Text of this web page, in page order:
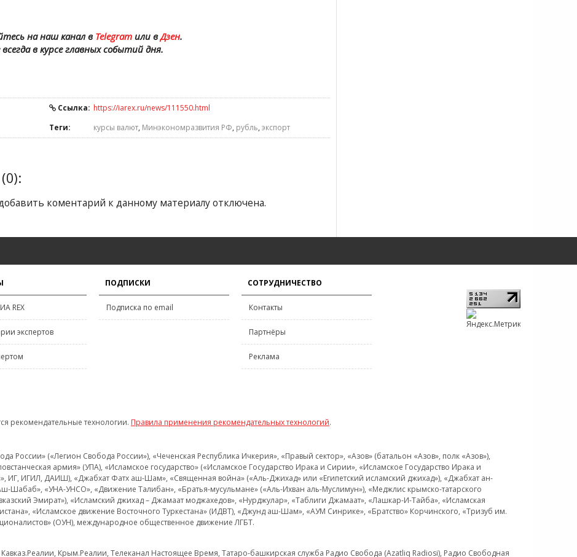
на наш канал вTelegramили вДзен.
в курсе главных событий дня.
Ссылка: https://iarex.ru/news/111550.html
Теги: курсы валют, Минэкономразвития РФ, рубль, экспорт
коментарий к данному материалу отключена.
REX
экспертов
ПОДПИСКИ
Подписка по email
СОТРУДНИЧЕСТВО
Контакты
Партнёры
Реклама
рекомендательные технологии. Правила применения рекомендательных технологий.
России» («Легион Свобода России»), «Чеченская Республика Ичкерия», «Правый сектор», «Азов» (батальон «Азов», полк «Азов»),
армия» (УПА), «Исламское государство» («Исламское Государство Ирака и Сирии», «Исламское Государство Ирака и
ИГ, ИГИЛ, ДАИШ), «Джабхат Фатх аш-Шам», «Священная война» («Аль-Джихад» или «Египетский исламский джихад»), «Джабхат ан-
Шабаб», «УНА-УНСО», «Движение Талибан», «Братья-мусульмане» («Аль-Ихван аль-Муслимун»), «Меджлис крымско-татарского
Эмират»), «Исламский джихад – Джамаат моджахедов», «Нурджулар», «Таблиги Джамаат», «Лашкар-И-Тайба», «Исламская
«Исламское движение Восточного Туркестана» (ИДВТ), «Джунд аш-Шам», «АУМ Синрике», «Братство» Корчинского, «Тризуб им.
(ОУН), международное общественное движение ЛГБТ.
Крым.Реалии, Телеканал Настоящее Время, Татаро-башкирская служба Радио Свобода (Azatliq Radiosi), Радио Свободная